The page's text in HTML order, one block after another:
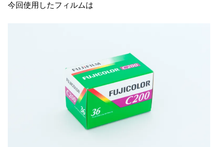
今回使用したフィルムは